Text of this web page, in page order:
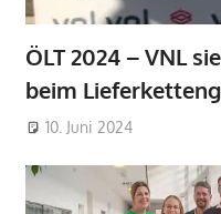
ÖLT 2024 – VNL
beim
10. Juni 2024